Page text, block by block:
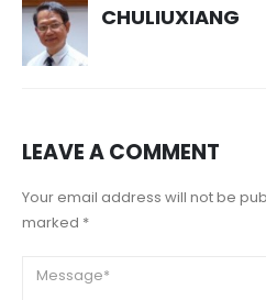
CHULIUXIANG
LEAVE A COMMENT
Your email address will not be
marked *